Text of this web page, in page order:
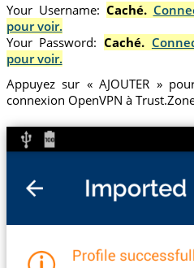
Your Username: Caché.
pour voir.
Your Password:Caché.
pour voir.
Appuyez sur « AJOUTER »
connexion OpenVPN à